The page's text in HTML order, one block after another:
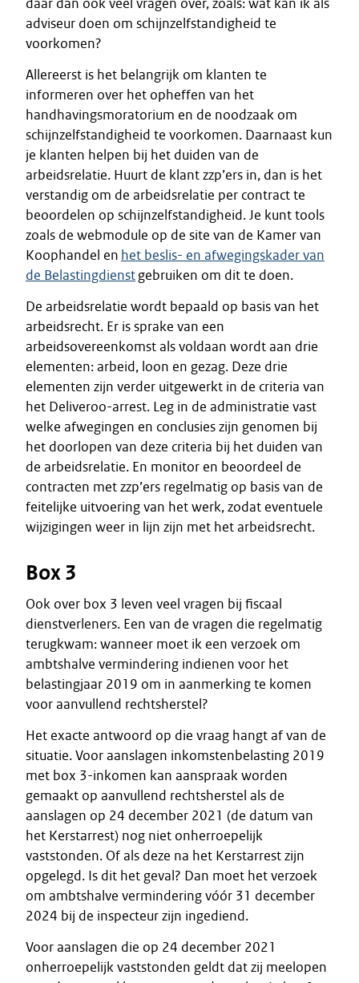
daar dan ook veel vragen over, zoals: wat kan ik als
adviseur doen om schijnzelfstandigheid te
voorkomen?
Allereerst is het belangrijk om klanten te
informeren over het opheffen van het
handhavingsmoratorium en de noodzaak om
schijnzelfstandigheid te voorkomen. Daarnaast kun
je klanten helpen bij het duiden van de
arbeidsrelatie. Huurt de klant zzp’ers in, dan is het
verstandig om de arbeidsrelatie per contract te
beoordelen op schijnzelfstandigheid. Je kunt tools
zoals de webmodule op de site van de Kamer van
Koophandel en het beslis- en afwegingskader van
de Belastingdienstgebruiken om dit te doen.
De arbeidsrelatie wordt bepaald op basis van het
arbeidsrecht. Er is sprake van een
arbeidsovereenkomst als voldaan wordt aan drie
elementen: arbeid, loon en gezag. Deze drie
elementen zijn verder uitgewerkt in de criteria van
het Deliveroo-arrest. Leg in de administratie vast
welke afwegingen en conclusies zijn genomen bij
het doorlopen van deze criteria bij het duiden van
de arbeidsrelatie. En monitor en beoordeel de
contracten met zzp’ers regelmatig op basis van de
feitelijke uitvoering van het werk, zodat eventuele
wijzigingen weer in lijn zijn met het arbeidsrecht.
Box 3
Ook over box 3 leven veel vragen bij fiscaal
dienstverleners. Een van de vragen die regelmatig
terugkwam: wanneer moet ik een verzoek om
ambtshalve vermindering indienen voor het
belastingjaar 2019 om in aanmerking te komen
voor aanvullend rechtsherstel?
Het exacte antwoord op die vraag hangt af van de
situatie. Voor aanslagen inkomstenbelasting 2019
met box 3-inkomen kan aanspraak worden
gemaakt op aanvullend rechtsherstel als de
aanslagen op 24 december 2021 (de datum van
het Kerstarrest) nog niet onherroepelijk
vaststonden. Of als deze na het Kerstarrest zijn
opgelegd. Is dit het geval? Dan moet het verzoek
om ambtshalve vermindering vóór 31 december
2024 bij de inspecteur zijn ingediend.
Voor aanslagen die op 24 december 2021
onherroepelijk vaststonden geldt dat zij meelopen